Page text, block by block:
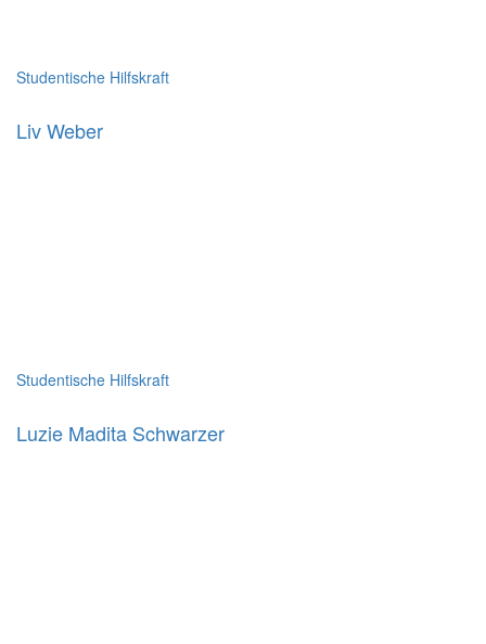
Studentische Hilfskraft
Liv Weber
Studentische Hilfskraft
Luzie Madita Schwarzer